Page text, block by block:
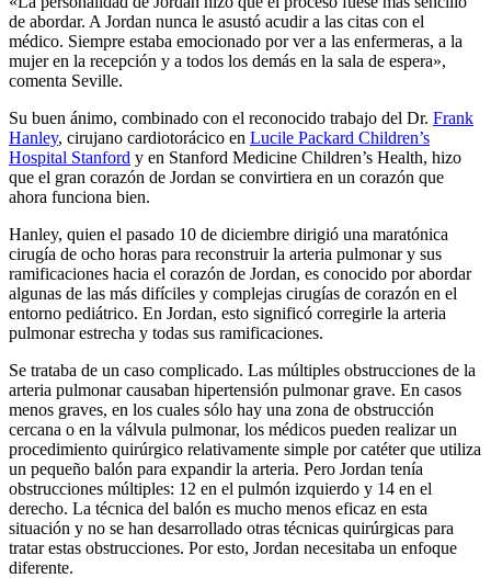
de abordar. A Jordan nunca le asustó acudir a las citas con el
médico. Siempre estaba emocionado por ver a las enfermeras, a la
mujer en la recepción y a todos los demás en la sala de espera»,
comenta Seville.
Su buen ánimo, combinado con el reconocido trabajo del Dr. Frank
Hanley, cirujano cardiotorácico en Lucile Packard Children’s
Hospital Stanford y en Stanford Medicine Children’s Health, hizo
que el gran corazón de Jordan se convirtiera en un corazón que
ahora funciona bien.
Hanley, quien el pasado 10 de diciembre dirigió una maratónica
cirugía de ocho horas para reconstruir la arteria pulmonar y sus
ramificaciones hacia el corazón de Jordan, es conocido por abordar
algunas de las más difíciles y complejas cirugías de corazón en el
entorno pediátrico. En Jordan, esto significó corregirle la arteria
pulmonar estrecha y todas sus ramificaciones.
Se trataba de un caso complicado. Las múltiples obstrucciones de la
arteria pulmonar causaban hipertensión pulmonar grave. En casos
menos graves, en los cuales sólo hay una zona de obstrucción
cercana o en la válvula pulmonar, los médicos pueden realizar un
procedimiento quirúrgico relativamente simple por catéter que utiliza
un pequeño balón para expandir la arteria. Pero Jordan tenía
obstrucciones múltiples: 12 en el pulmón izquierdo y 14 en el
derecho. La técnica del balón es mucho menos eficaz en esta
situación y no se han desarrollado otras técnicas quirúrgicas para
tratar estas obstrucciones. Por esto, Jordan necesitaba un enfoque
diferente.